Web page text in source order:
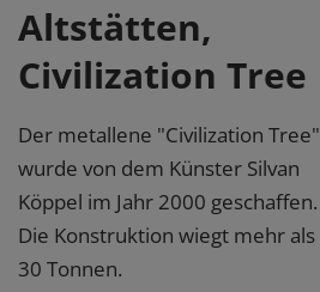
Altstätten,
Civilization Tree
Der metallene "Civilization Tree"
wurde von dem Künster Silvan
Köppel im Jahr 2000 geschaffen.
Die Konstruktion wiegt mehr als
30 Tonnen.